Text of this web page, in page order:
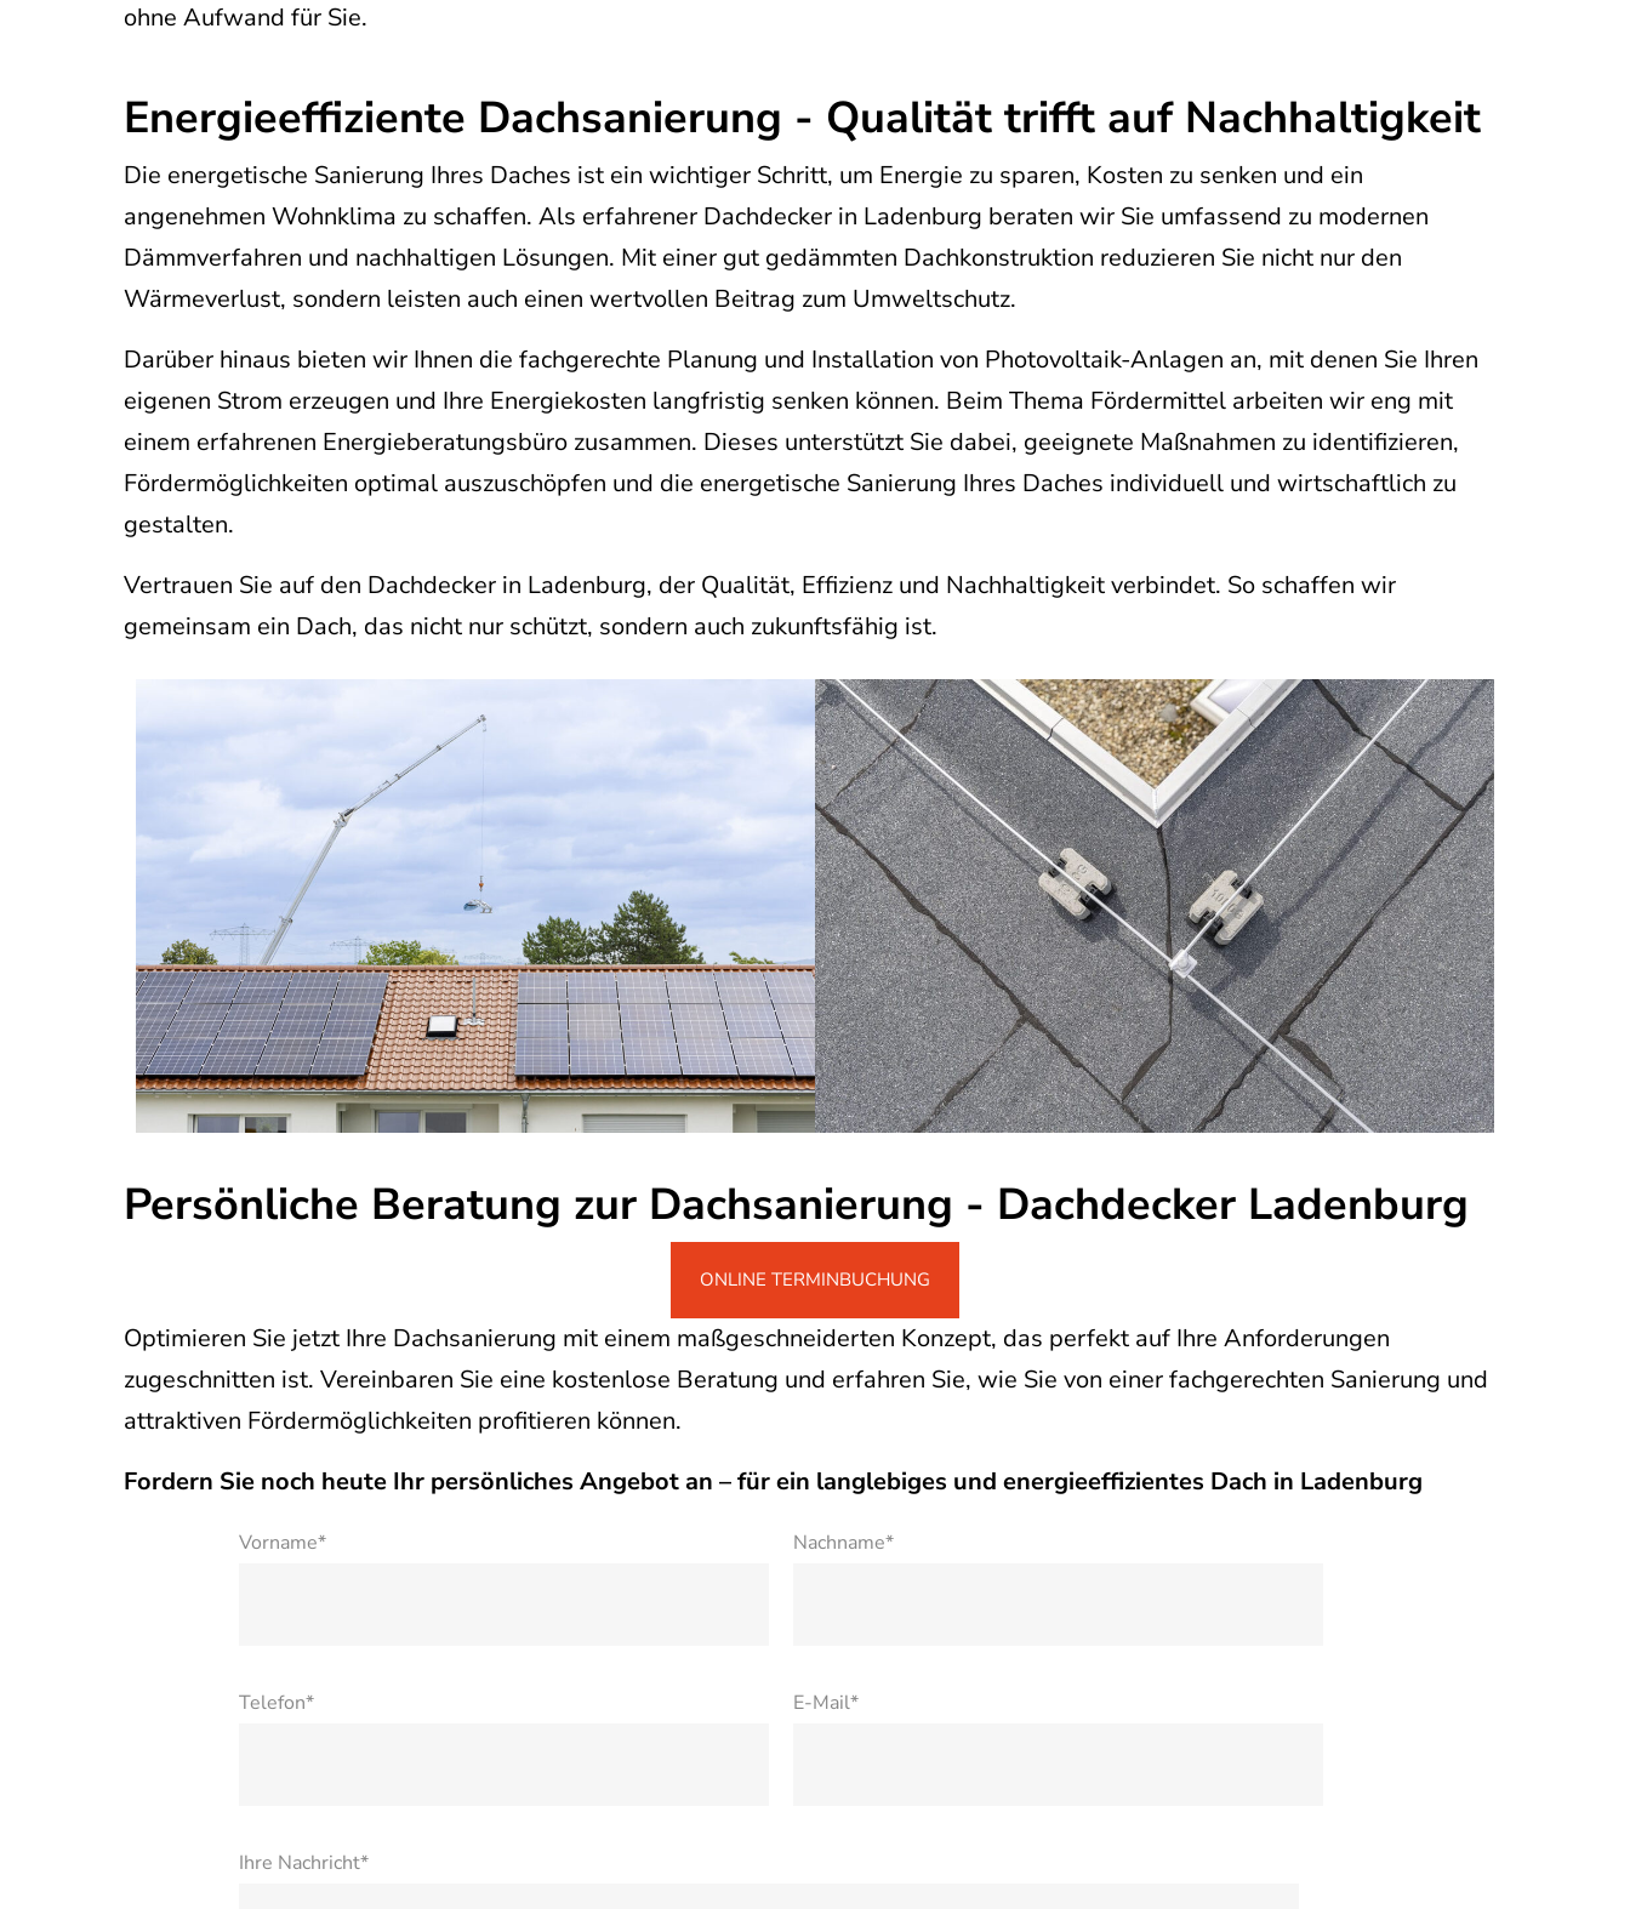
ohne Aufwand für Sie.
Energieeffiziente Dachsanierung - Qualität trifft auf Nachhaltigkeit
Die energetische Sanierung Ihres Daches ist ein wichtiger Schritt, um Energie zu sparen, Kosten zu senken und ein
angenehmen Wohnklima zu schaffen. Als erfahrener Dachdecker in Ladenburg beraten wir Sie umfassend zu modernen
Dämmverfahren und nachhaltigen Lösungen. Mit einer gut gedämmten Dachkonstruktion reduzieren Sie nicht nur den
Wärmeverlust, sondern leisten auch einen wertvollen Beitrag zum Umweltschutz.
Darüber hinaus bieten wir Ihnen die fachgerechte Planung und Installation von Photovoltaik-Anlagen an, mit denen Sie Ihren
eigenen Strom erzeugen und Ihre Energiekosten langfristig senken können. Beim Thema Fördermittel arbeiten wir eng mit
einem erfahrenen Energieberatungsbüro zusammen. Dieses unterstützt Sie dabei, geeignete Maßnahmen zu identifizieren,
Fördermöglichkeiten optimal auszuschöpfen und die energetische Sanierung Ihres Daches individuell und wirtschaftlich zu
gestalten.
Vertrauen Sie auf den Dachdecker in Ladenburg, der Qualität, Effizienz und Nachhaltigkeit verbindet. So schaffen wir
gemeinsam ein Dach, das nicht nur schützt, sondern auch zukunftsfähig ist.
Persönliche Beratung zur Dachsanierung - Dachdecker Ladenburg
ONLINE TERMINBUCHUNG
Optimieren Sie jetzt Ihre Dachsanierung mit einem maßgeschneiderten Konzept, das perfekt auf Ihre Anforderungen
zugeschnitten ist. Vereinbaren Sie eine kostenlose Beratung und erfahren Sie, wie Sie von einer fachgerechten Sanierung und
attraktiven Fördermöglichkeiten profitieren können.
Fordern Sie noch heute Ihr persönliches Angebot an – für ein langlebiges und energieeffizientes Dach in Ladenburg
Vorname* Nachname*
Telefon* E-Mail*
Ihre Nachricht*